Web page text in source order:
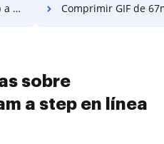
Comprimir GIF de 67mb a menos de 20 en
sobre
a step en línea